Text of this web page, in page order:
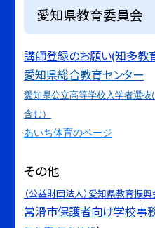
愛知県教育委員会
講師登録のお願い(知多教
愛知県総合教育センター
愛知県公立高等学校入学者選
含む）
あいち体育のページ
その他
（公益財団法人）愛知県教育振
常滑市保護者向け学校事